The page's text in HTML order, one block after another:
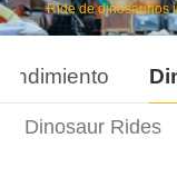
Ride de dinosaurios
Dinosaur Rides